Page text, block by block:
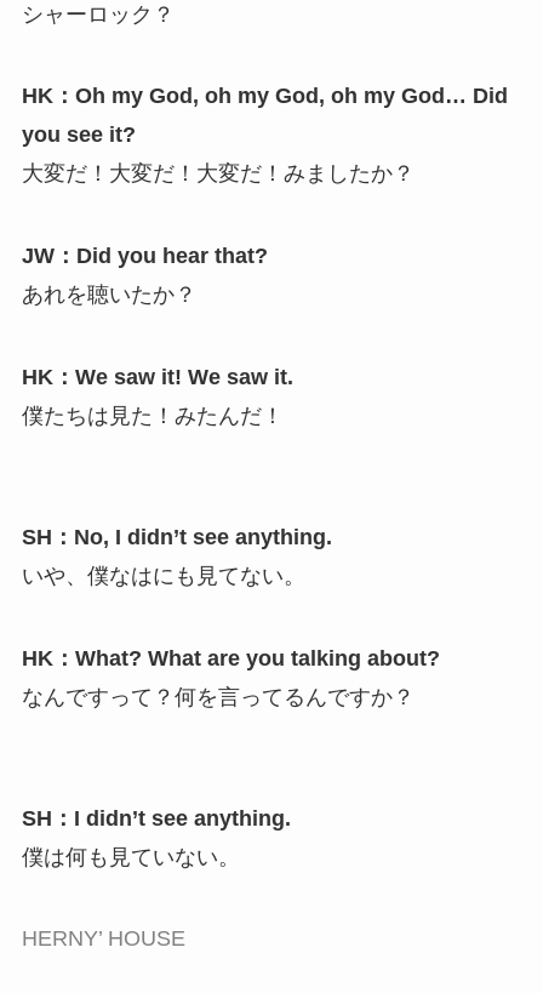
シャーロック？
HK：Oh my God, oh my God, oh my God… Did
you see it?
大変だ！大変だ！大変だ！みましたか？
JW：Did you hear that?
あれを聴いたか？
HK：We saw it! We saw it.
僕たちは見た！みたんだ！
SH：No, I didn’t see anything.
いや、僕なはにも見てない。
HK：What? What are you talking about?
なんですって？何を言ってるんですか？
SH：I didn’t see anything.
僕は何も見ていない。
HERNY’ HOUSE